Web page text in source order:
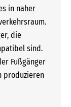
in naher
die
sind.
Fußgänger
produzieren